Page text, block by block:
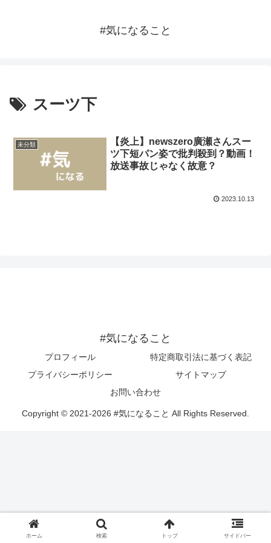
#気になること
スーツ下
未分類
【炎上】newszero廣瀬さんスー
ツ下短パン姿で批判殺到？動画！
放送事故じゃなく故意？
2023.10.13
#気になること
プロフィール
特定商取引法に基づく表記
プライバシーポリシー
サイトマップ
お問い合わせ
Copyright © 2021-2026 #気になること All Rights Reserved.
ホーム 検索 トップ サイドバー